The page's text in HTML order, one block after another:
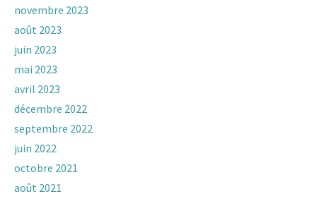
novembre 2023
août 2023
juin 2023
mai 2023
avril 2023
décembre 2022
septembre 2022
juin 2022
octobre 2021
août 2021